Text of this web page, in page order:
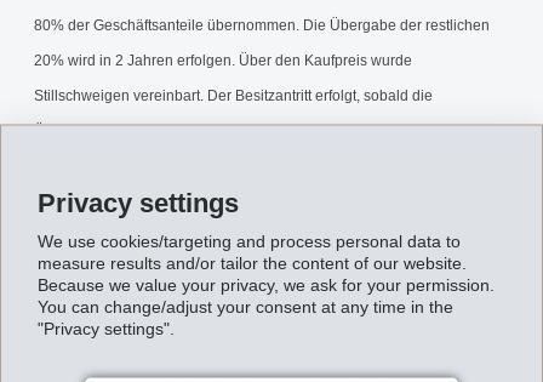
Privacy settings
We use cookies/targeting and process personal data to
measure results and/or tailor the content of our website.
Because we value your privacy, we ask for your permission.
You can change/adjust your consent at any time in the
"Privacy settings".
80% der Geschäftsanteile übernommen. Die Übergabe der restlichen
20% wird in 2 Jahren erfolgen. Über den Kaufpreis wurde
Stillschweigen vereinbart. Der Besitzantritt erfolgt, sobald die
Übernahme durch das Deutsche Kartellamt freigegeben ist.
Back to overview